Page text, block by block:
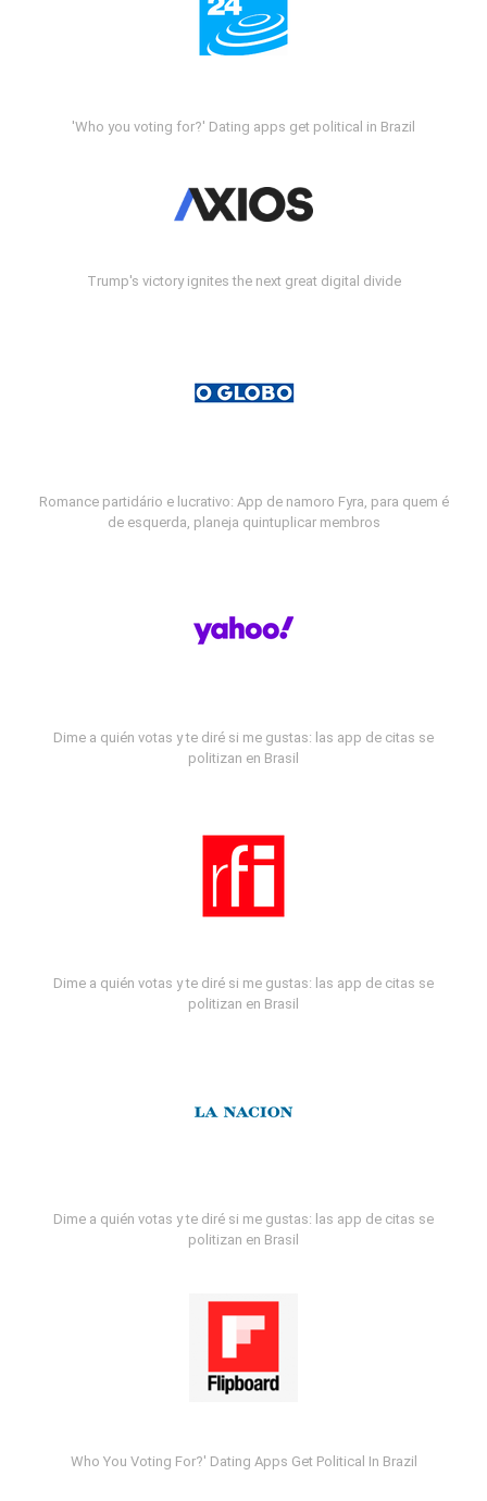
'Who you voting for?' Dating apps get political in Brazil
Trump's victory ignites the next great digital divide
Romance partidário e lucrativo: App de namoro Fyra, para quem é
de esquerda, planeja quintuplicar membros
Dime a quién votas y te diré si me gustas: las app de citas se
politizan en Brasil
Dime a quién votas y te diré si me gustas: las app de citas se
politizan en Brasil
Dime a quién votas y te diré si me gustas: las app de citas se
politizan en Brasil
Who You Voting For?' Dating Apps Get Political In Brazil